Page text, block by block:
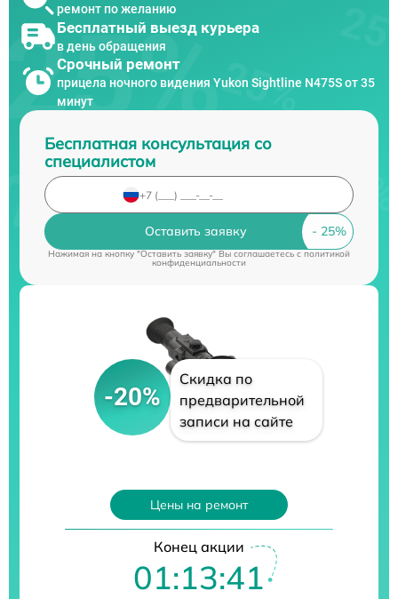
ремонт по желанию
Бесплатный выезд курьера
в день обращения
Срочный ремонт
прицела ночного видения Yukon Sightline N475S от 35
минут
Бесплатная консультация со
специалистом
Оставить заявку
Нажимая на кнопку "Оставить заявку" Вы соглашаетесь cполитикой
конфиденциальности
-20%
Скидка по
предварительной
записи на сайте
Цены на ремонт
Конец акции
01:13:40